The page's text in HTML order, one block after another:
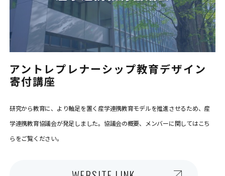
アントレプレナーシップ教育デザイン
寄付講座
研究から教育に、より軸足を置く産学連携教育モデルを推進させるため、産
学連携教育協議会が発足しました。協議会の概要、メンバーに関してはこち
らをご覧ください。